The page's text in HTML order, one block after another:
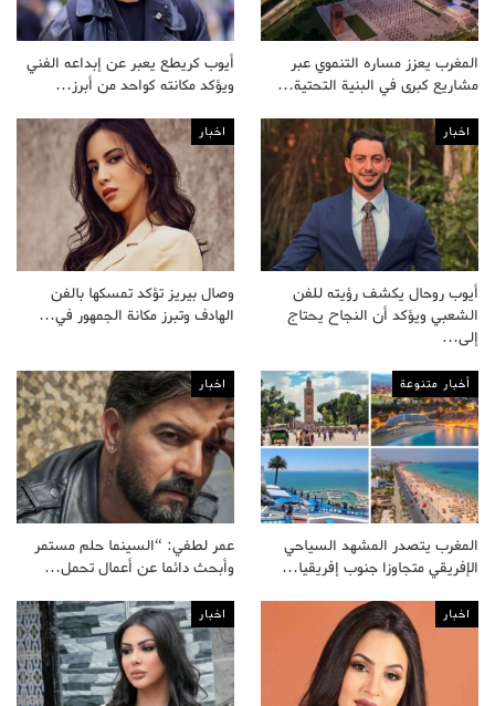
المغرب يعزز مساره التنموي عبر
مشاريع كبرى في البنية التحتية…
أيوب كريطع يعبر عن إبداعه الفني
ويؤكد مكانته كواحد من أبرز…
اخبار
أيوب روحال يكشف رؤيته للفن
الشعبي ويؤكد أن النجاح يحتاج
إلى…
اخبار
وصال بيريز تؤكد تمسكها بالفن
الهادف وتبرز مكانة الجمهور في…
أخبار متنوعة
المغرب يتصدر المشهد السياحي
الإفريقي متجاوزا جنوب إفريقيا…
اخبار
عمر لطفي: “السينما حلم مستمر
وأبحث دائما عن أعمال تحمل…
اخبار اخبار